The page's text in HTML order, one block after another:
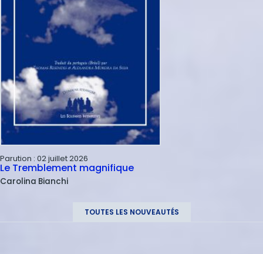
Parution : 02 juillet 2026
Le Tremblement magnifique
Carolina Bianchi
TOUTES LES NOUVEAUTÉS